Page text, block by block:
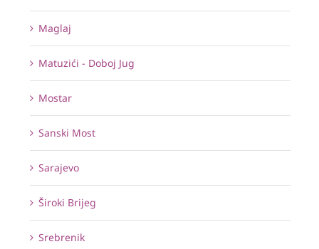
Maglaj
Matuzići - Doboj Jug
Mostar
Sanski Most
Sarajevo
Široki Brijeg
Srebrenik